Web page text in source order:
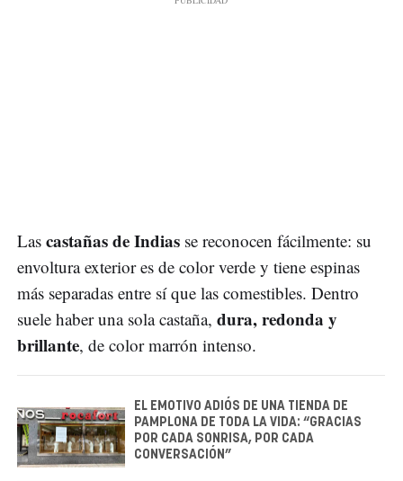
Las castañas de Indias se reconocen fácilmente: su
envoltura exterior es de color verde y tiene espinas
más separadas entre sí que las comestibles. Dentro
suele haber una sola castaña, dura, redonda y
brillante, de color marrón intenso.
EL EMOTIVO ADIÓS DE UNA TIENDA DE
PAMPLONA DE TODA LA VIDA: “GRACIAS
POR CADA SONRISA, POR CADA
CONVERSACIÓN”